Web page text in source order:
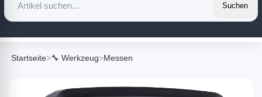
Suchen
Startseite>🔧 Werkzeug>Messen